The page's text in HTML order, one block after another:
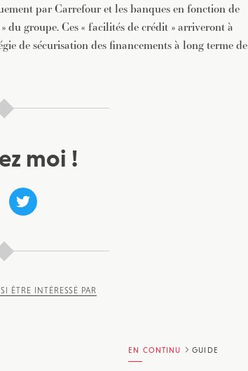
par Carrefour et les banques en fonction de
groupe. Ces « facilités de crédit » arriveront à
de sécurisation des financements à long terme de
moi !
ÊTRE INTÉRESSÉ PAR
EN CONTINU GUIDE